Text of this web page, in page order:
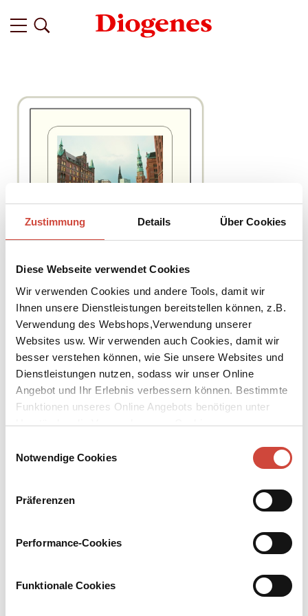
Zustimmung Details Über Cookies
Diese Webseite verwendet Cookies
Wir verwenden Cookies und andere Tools, damit wir
Ihnen unsere Dienstleistungen bereitstellen können, z.B.
Verwendung des Webshops,Verwendung unserer
Websites usw. Wir verwenden auch Cookies, damit wir
besser verstehen können, wie Sie unsere Websites und
Dienstleistungen nutzen, sodass wir unser Online
Angebot und Ihr Erlebnis verbessern können. Bestimmte
Funktionen unseres Online Angebots benötigen unter
Umständen die Verwendung von Cookies von
Notwendige Cookies
Präferenzen
Performance-Cookies
Funktionale Cookies
Download Bilddatei ↘
Kaufen
Heimliche Herrscher
Sebastian Fink träumt von Ferien in Italien mit seiner neuen
Urlaubspläne. Die Opfer hatten nichts gemeinsam – außer ihrem
Engagement in der Flüchtlingsdebatte. Kommissar Fink verfolgt